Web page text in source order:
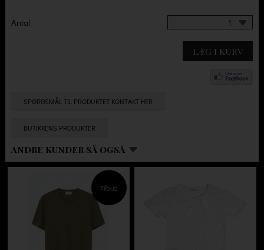
Antal 1
LÆG I KURV
SPØRGSMÅL TIL PRODUKTET KONTAKT HER
BUTIKKENS PRODUKTER
ANDRE KUNDER SÅ OGSÅ
Tilbud